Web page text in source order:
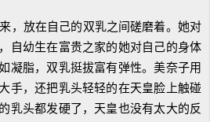
，放在自己的双乳之间磋磨着。她对
自幼生在富贵之家的她对自己的身体
凝脂，双乳挺拔富有弹性。美奈子用
手，还把乳头轻轻的在天皇脸上触碰
乳头都发硬了，天皇也没有太大的反